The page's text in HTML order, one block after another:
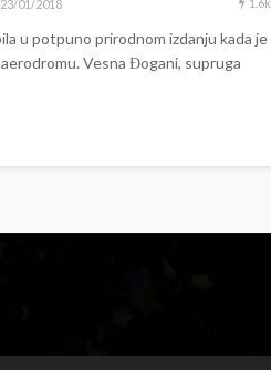
23/01/2018
u potpuno prirodnom izdanju kada je
Vesna Đogani, supruga